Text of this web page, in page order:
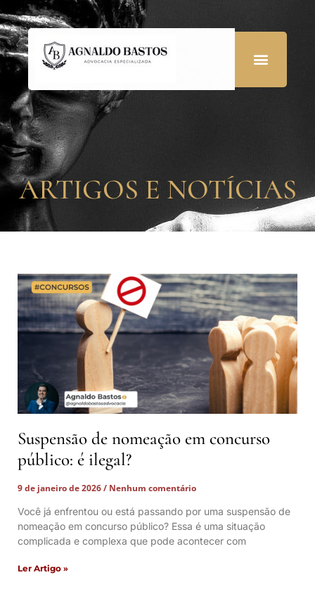
ARTIGOS E NOTÍCIAS
Suspensão de nomeação em concurso
público: é ilegal?
9 de janeiro de 2026
Nenhum comentário
Você já enfrentou ou está passando por uma suspensão de
nomeação em concurso público? Essa é uma situação
complicada e complexa que pode acontecer com
Ler Artigo »